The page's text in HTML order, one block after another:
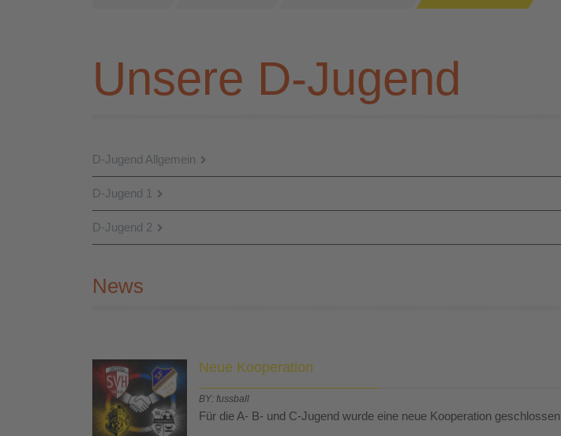
Unsere D-Jugend
D-Jugend Allgemein
D-Jugend 1
D-Jugend 2
News
Neue Kooperation
BY: fussball
Für die A- B- und C-Jugend wurde eine neue Kooperation geschlossen